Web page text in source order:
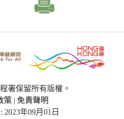
署保留所有版權。
策 | 免責聲明
2023年09月01日